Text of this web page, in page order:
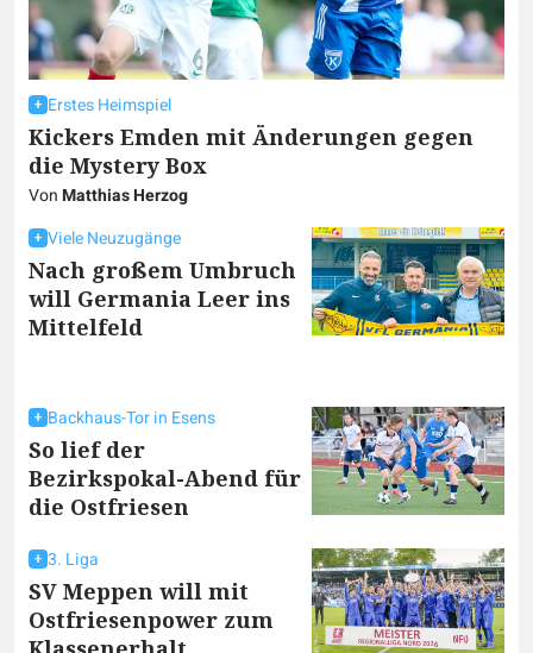
Erstes Heimspiel
Kickers Emden mit Änderungen gegen
die Mystery Box
VonMatthias Herzog
Viele Neuzugänge
Nach großem Umbruch
will Germania Leer ins
Mittelfeld
Backhaus-Tor in Esens
So lief der
Bezirkspokal-Abend für
die Ostfriesen
3. Liga
SV Meppen will mit
Ostfriesenpower zum